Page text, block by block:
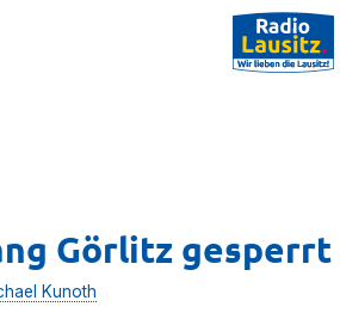
Görlitz gesperrt
Kunoth